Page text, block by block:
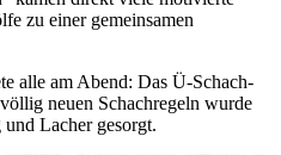
zu einer gemeinsamen
alle am Abend: Das Ü-Schach-
neuen Schachregeln wurde
Lacher gesorgt.